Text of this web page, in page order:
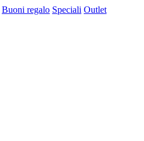
Buoni regalo Speciali Outlet